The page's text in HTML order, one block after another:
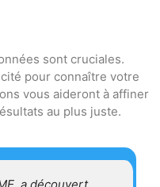
sont cruciales.
pour connaître votre
vous aideront à affiner
au plus juste.